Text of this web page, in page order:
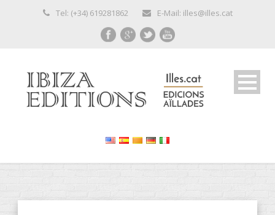
Tel: (+34) 619281862 E-Mail: illes@illes.cat